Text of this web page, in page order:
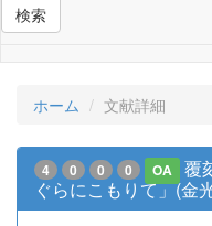
検索
ホーム 文献詳細
4 0 0 0 OA
覆
ぐらにこもりて」(金